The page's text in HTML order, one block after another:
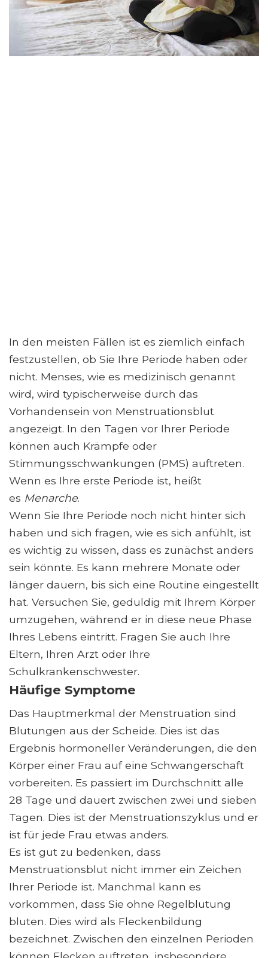
In den meisten Fällen ist es ziemlich einfach
festzustellen, ob Sie Ihre Periode haben oder
nicht. Menses, wie es medizinisch genannt
wird, wird typischerweise durch das
Vorhandensein von Menstruationsblut
angezeigt. In den Tagen vor Ihrer Periode
können auch Krämpfe oder
Stimmungsschwankungen (PMS) auftreten.
Wenn es Ihre erste Periode ist, heißt
es Menarche.
Wenn Sie Ihre Periode noch nicht hinter sich
haben und sich fragen, wie es sich anfühlt, ist
es wichtig zu wissen, dass es zunächst anders
sein könnte. Es kann mehrere Monate oder
länger dauern, bis sich eine Routine eingestellt
hat. Versuchen Sie, geduldig mit Ihrem Körper
umzugehen, während er in diese neue Phase
Ihres Lebens eintritt. Fragen Sie auch Ihre
Eltern, Ihren Arzt oder Ihre
Schulkrankenschwester.
Häufige Symptome
Das Hauptmerkmal der Menstruation sind
Blutungen aus der Scheide. Dies ist das
Ergebnis hormoneller Veränderungen, die den
Körper einer Frau auf eine Schwangerschaft
vorbereiten. Es passiert im Durchschnitt alle
28 Tage und dauert zwischen zwei und sieben
Tagen. Dies ist der Menstruationszyklus und er
ist für jede Frau etwas anders.
Es ist gut zu bedenken, dass
Menstruationsblut nicht immer ein Zeichen
Ihrer Periode ist. Manchmal kann es
vorkommen, dass Sie ohne Regelblutung
bluten. Dies wird als Fleckenbildung
bezeichnet. Zwischen den einzelnen Perioden